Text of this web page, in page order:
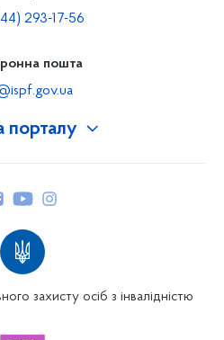
порталу
293-17-56
пошта
захисту осіб з інвалідністю